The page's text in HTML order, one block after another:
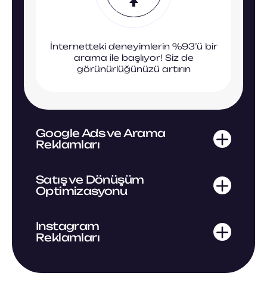
İnternetteki deneyimlerin %93’ü bir
arama ile başlıyor! Siz de
görünürlüğünüzü artırın
Google Ads ve Arama
Reklamları
Satış ve Dönüşüm
Optimizasyonu
Instagram
Reklamları